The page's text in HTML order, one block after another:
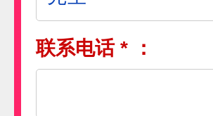
联系电话 * ：